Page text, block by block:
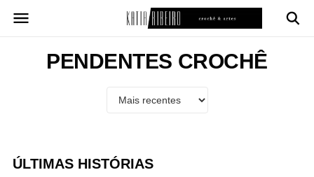
para
PENDENTES CROCHÊ
ÚLTIMAS HISTÓRIAS